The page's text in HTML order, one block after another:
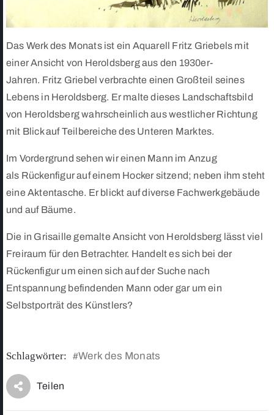
Das Werk des Monats ist ein Aquarell Fritz Griebels mit
einer Ansicht von Heroldsberg aus den 1930er-
Jahren. Fritz Griebel verbrachte einen Großteil seines
Lebens in Heroldsberg. Er malte dieses Landschaftsbild
von Heroldsberg wahrscheinlich aus westlicher Richtung
mit Blick auf Teilbereiche des Unteren Marktes.
Im Vordergrund sehen wir einen Mann im Anzug
als Rückenfigur auf einem Hocker sitzend; neben ihm steht
eine Aktentasche. Er blickt auf diverse Fachwerkgebäude
und auf Bäume.
Die in Grisaille gemalte Ansicht von Heroldsberg lässt viel
Freiraum für den Betrachter. Handelt es sich bei der
Rückenfigur um einen sich auf der Suche nach
Entspannung befindenden Mann oder gar um ein
Selbstporträt des Künstlers?
Schlagwörter: #Werk des Monats
Teilen